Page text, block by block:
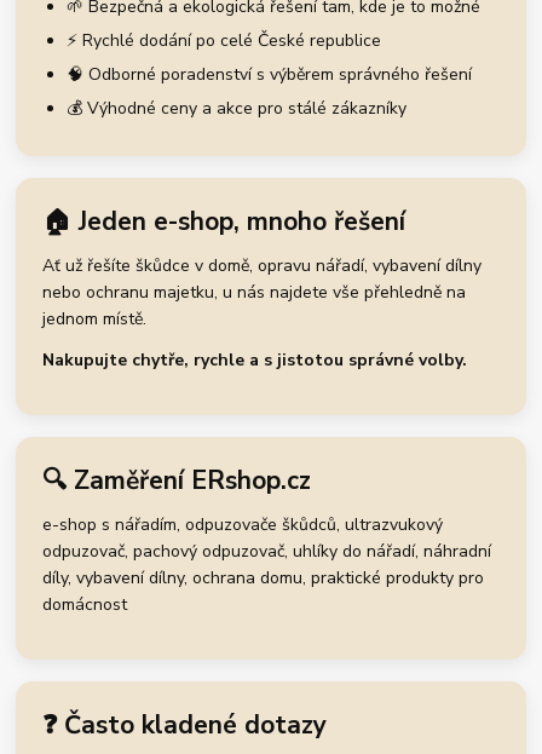
🌱 Bezpečná a ekologická řešení tam, kde je to možné
⚡ Rychlé dodání po celé České republice
🧠 Odborné poradenství s výběrem správného řešení
💰 Výhodné ceny a akce pro stálé zákazníky
🏠 Jeden e-shop, mnoho řešení
Ať už řešíte škůdce v domě, opravu nářadí, vybavení dílny
nebo ochranu majetku, u nás najdete vše přehledně na
jednom místě.
Nakupujte chytře, rychle a s jistotou správné volby.
🔍 Zaměření ERshop.cz
e-shop s nářadím, odpuzovače škůdců, ultrazvukový
odpuzovač, pachový odpuzovač, uhlíky do nářadí, náhradní
díly, vybavení dílny, ochrana domu, praktické produkty pro
domácnost
❓ Často kladené dotazy